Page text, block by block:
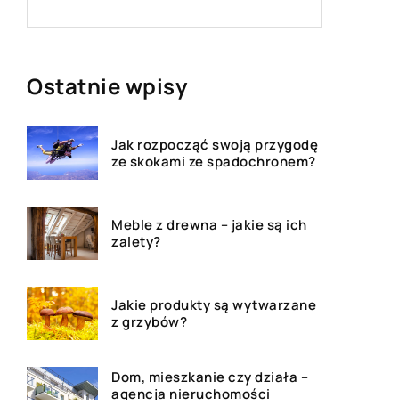
Ostatnie wpisy
Jak rozpocząć swoją przygodę
ze skokami ze spadochronem?
Meble z drewna – jakie są ich
zalety?
Jakie produkty są wytwarzane
z grzybów?
Dom, mieszkanie czy działa –
agencja nieruchomości